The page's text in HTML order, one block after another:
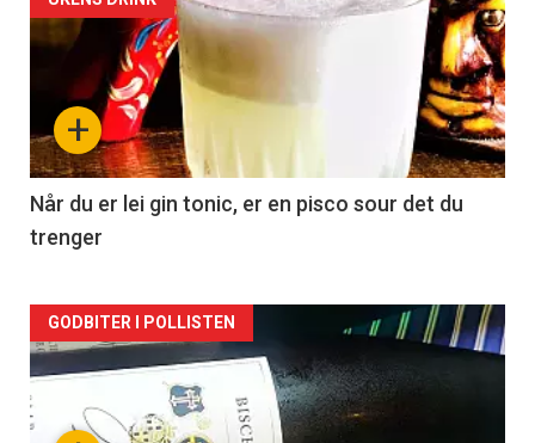
akkurat
nå
-
2
+
Når du er lei gin tonic, er en pisco sour det du
trenger
Forsiden
akkurat
nå
GODBITER I POLLISTEN